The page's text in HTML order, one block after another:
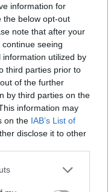
information for
the below opt-out
note that after your
seeing
utilized by
third parties prior to
of the further
by third parties on the
information may
on the IAB’s List of
disclose it to other
szállító bárka a La
parti őrség 157